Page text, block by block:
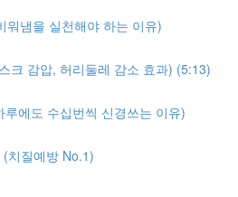
냄을 실천해야 하는 이유)
크 감압, 허리둘레 감소 효과) (5:13)
에도 수십번씩 신경쓰는 이유)
치질예방 No.1)